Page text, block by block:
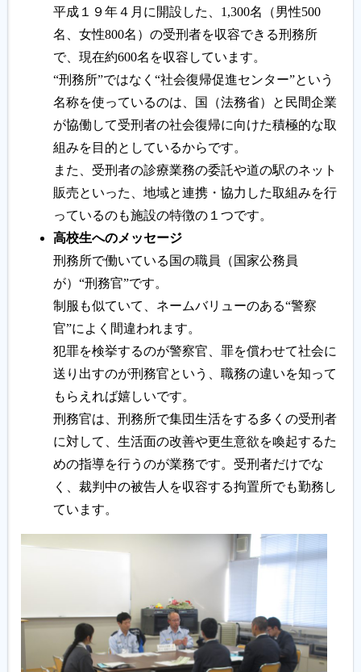
平成１９年４月に開設した、1,300名（男性500
名、女性800名）の受刑者を収容できる刑務所
で、現在約600名を収容しています。
“刑務所”ではなく“社会復帰促進センター”という
名称を使っているのは、国（法務省）と民間企業
が協働して受刑者の社会復帰に向けた積極的な取
組みを目的としているからです。
また、受刑者の診療業務の委託や道の駅のネット
販売といった、地域と連携・協力した取組みを行
っているのも施設の特徴の１つです。
高校生へのメッセージ
刑務所で働いている国の職員（国家公務員
が）“刑務官”です。
制服も似ていて、ネームバリューのある“警察
官”によく間違われます。
犯罪を検挙するのが警察官、罪を償わせて社会に
送り出すのが刑務官という、職務の違いを知って
もらえれば嬉しいです。
刑務官は、刑務所で集団生活をする多くの受刑者
に対して、生活面の改善や更生意欲を喚起するた
めの指導を行うのが業務です。受刑者だけでな
く、裁判中の被告人を収容する拘置所でも勤務し
ています。